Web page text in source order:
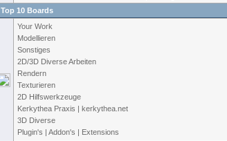
Top 10 Boards
Your Work
Modellieren
Sonstiges
2D/3D Diverse Arbeiten
Rendern
Texturieren
2D Hilfswerkzeuge
Kerkythea Praxis | kerkythea.net
3D Diverse
Plugin's | Addon's | Extensions